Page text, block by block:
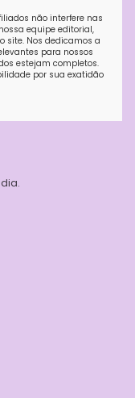
não interfere nas
equipe editorial,
site. Nos dedicamos a
para nossos
estejam completos.
por sua exatidão